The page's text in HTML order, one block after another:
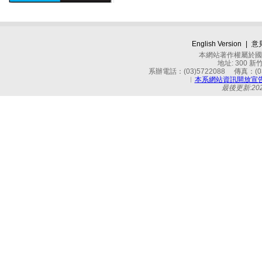
English Version
意
本網站著作權屬於
地址: 300 新
系辦電話：(03)5722088 傳真：
︱ 本系網站資訊開放宣
最後更新